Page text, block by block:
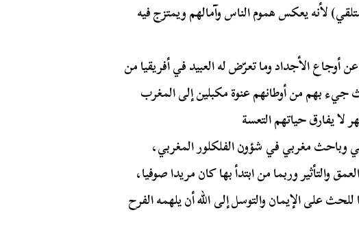
لأنه يعكس هموم الناس وآمالهم ويمتزج فيه
الأجداد وما تعرّض له العبيد في أفريقيا من
جيء بهم من أوطانهم عنوة مكبلين إلى المغرب
لا يفارق حياتهم التعسة
وباحث مغربي في شؤون الفلكلور المغربي،
والتأثير وربما من ابتدأ بها كان مريدا صوفيا،
على الإيمان والتوسل إلى الله أن يلهمه الفرح